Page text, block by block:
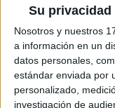
Su
Nosotros y nuestros
a información en un
datos personales,
estándar enviada por
personalizado,
investigación de
Para que
siempre por
Si por el
rompe la
gotear.